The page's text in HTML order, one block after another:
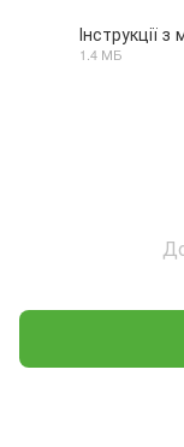
Інструкції
1.4 МБ